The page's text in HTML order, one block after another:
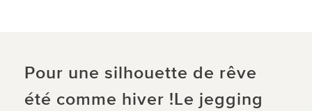
Pour une silhouette de rêve
été comme hiver !Le jegging